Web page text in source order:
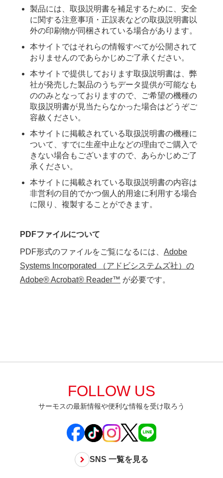
製品には、取扱説明書を補足するために、安全
に関する注意事項・正誤表などの取扱説明書以
外の印刷物が同梱されている場合があります。
本サイトではそれらの情報すべてが公開されて
おりませんのであらかじめご了承ください。
本サイトで提供しております取扱説明書は、弊
社が発売した製品のうちデータ提供が可能なも
ののみとなっておりますので、ご希望の機種の
取扱説明書が見当たらなかった場合はどうぞご
容赦ください。
本サイトに掲載されている取扱説明書の機種に
ついて、すでに生産中止などの理由でご購入で
きない場合もございますので、あらかじめご了
承ください。
本サイトに掲載されている取扱説明書の内容は
非営利の目的でかつ個人的用途に利用する場合
に限り、複製することができます。
PDFファイルについて
PDF形式のファイルをご覧になるには、 Adobe
Systems Incorporated （アドビシステムズ社）の
Adobe® Acrobat® Reader™ が必要です。
FOLLOW US
サーモスの最新情報や便利な情報を受け取ろう
SNS 一覧を見る